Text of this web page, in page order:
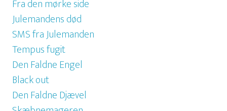
Fra den mørke side
Julemandens død
SMS fra Julemanden
Tempus fugit
Den Faldne Engel
Black out
Den Faldne Djævel